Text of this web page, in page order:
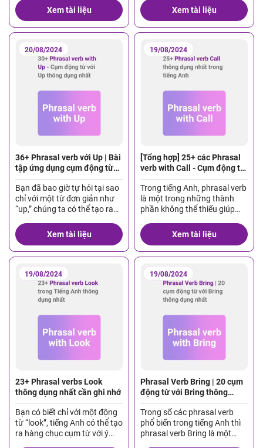
Trong số đó, các cụm động từ
với Pass được sử dụng rất
phổ biến nhưng đôi khi lại gây
viết này sẽ giới thiệu 15 […]
Xem tài liệu
với Cut? Đây là một trong
những nhóm từ thường được
sử dụng trong giao tiếp hàng
khó khăn cho người học.
Trong bài viết […]
Xem tài liệu
36+ Phrasal verb với Up | Bài
tập ứng dụng cụm động từ
với Up
Bạn đã bao giờ tự hỏi tại sao
chỉ với một từ đơn giản như
“up,” chúng ta có thể tạo ra
sáng tạo trong tiếng Anh?
Phrasal verbs với Up không
chỉ mang lại sự linh hoạt, mà
nhiên và sống động […]
20/08/2024
Xem tài liệu
[Tổng hợp] 25+ các Phrasal
verb with Call - Cụm động từ
với Call
Trong tiếng Anh, phrasal verb
là một trong những thành
phần không thể thiếu giúp
người học. Trong đó, Call là
một từ thông dụng, xuất hiện
trong nhiều cụm động từ
ý nghĩa đa dạng và phong
phú. Việc nắm vững các
phrasal […]
19/08/2024
Xem tài liệu
23+ Phrasal verbs Look
thông dụng nhất cần ghi nhớ
Bạn có biết chỉ với một động
từ “look”, tiếng Anh có thể tạo
ra hàng chục cụm từ với ý
19/08/2024
Phrasal Verb Bring | 20 cụm
động từ với Bring thông
dụng nhất
Trong số các phrasal verb
phổ biến trong tiếng Anh thì
phrasal verb Bring là một
19/08/2024